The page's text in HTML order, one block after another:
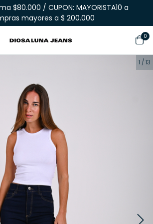
$80.000 / CUPON: MAYORISTA10 a
mayores a $ 200.000
0
1 /13